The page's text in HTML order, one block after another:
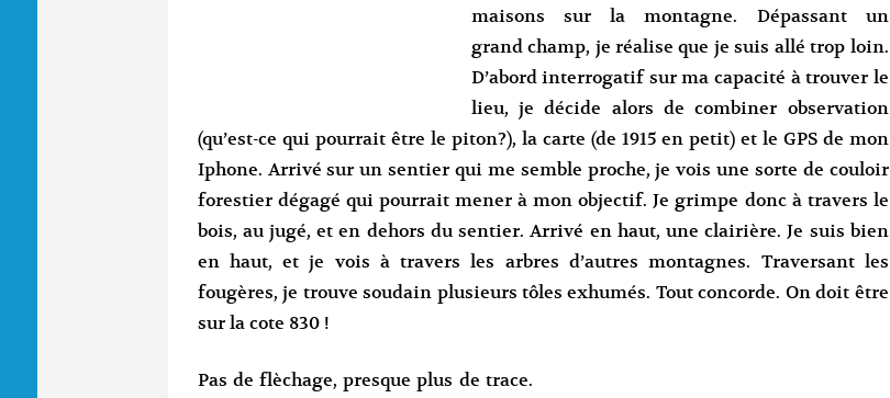
maisons sur la montagne. Dépassant un
grand champ, je réalise que je suis allé trop loin.
D’abord interrogatif sur ma capacité à trouver le
lieu, je décide alors de combiner observation
(qu’est-ce qui pourrait être le piton?), la carte (de 1915 en petit) et le GPS de mon
Iphone. Arrivé sur un sentier qui me semble proche, je vois une sorte de couloir
forestier dégagé qui pourrait mener à mon objectif. Je grimpe donc à travers le
bois, au jugé, et en dehors du sentier. Arrivé en haut, une clairière. Je suis bien
en haut, et je vois à travers les arbres d’autres montagnes. Traversant les
fougères, je trouve soudain plusieurs tôles exhumés. Tout concorde. On doit être
sur la cote 830 !
Pas de flèchage, presque plus de trace.